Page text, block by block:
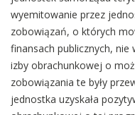
wyemitowanie przez
zobowiązań, o których
finansach publicznych,
izby obrachunkowej o
zobowiązania te były
jednostka uzyskała